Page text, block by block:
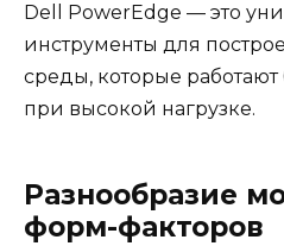
Dell PowerEdge — это
инструменты для
среды, которые
при высокой нагрузке.
Разнообразие
форм-факторов